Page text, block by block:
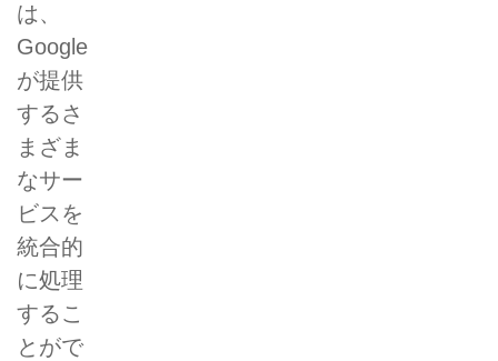
は、
Google
が提供
するさ
まざま
なサー
ビスを
統合的
に処理
するこ
とがで